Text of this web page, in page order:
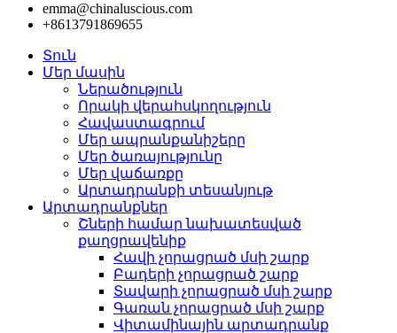
emma@chinaluscious.com
+8613791869655
Տուն
Մեր մասին
Ներածություն
Որակի վերահսկողություն
Հավաստագրում
Մեր ապրանքանիշերը
Մեր ծառայությունը
Մեր վաճառքը
Արտադրանքի տեսանյութ
Արտադրանքներ
Շների համար նախատեսված
քաղցրավենիք
Հավի չորացրած մսի շարք
Բադերի չորացրած շարք
Տավարի չորացրած մսի շարք
Գառան չորացրած մսի շարք
Վիտամինային արտադրանք